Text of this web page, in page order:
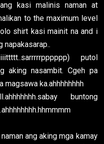
kasi malinis naman at
to the maximum level
shirt kasi mainit na and i
putol
aking nasambit. Cgeh pa
magsawa ka.ahhhhhhhh
buntong
ang aking mga kamay